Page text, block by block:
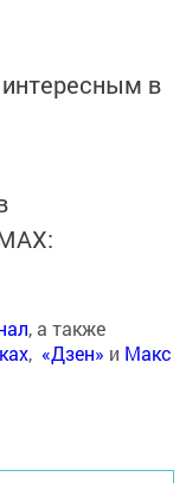
в
, а также
, «Дзен» и Макс